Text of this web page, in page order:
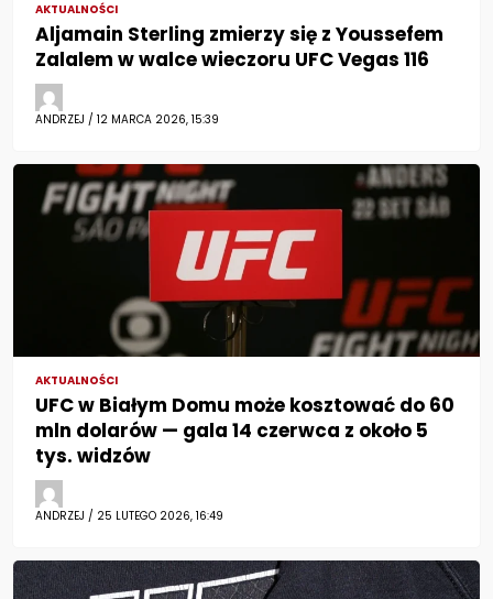
AKTUALNOŚCI
Aljamain Sterling zmierzy się z Youssefem
Zalalem w walce wieczoru UFC Vegas 116
ANDRZEJ / 12 MARCA 2026, 15:39
AKTUALNOŚCI
UFC w Białym Domu może kosztować do 60
mln dolarów — gala 14 czerwca z około 5
tys. widzów
ANDRZEJ / 25 LUTEGO 2026, 16:49